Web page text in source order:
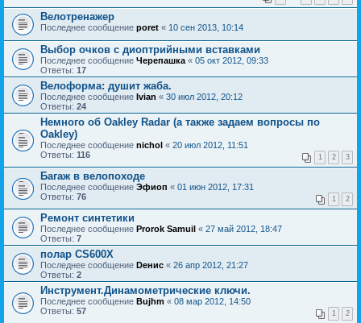
Велотренажер
Последнее сообщение poret « 10 сен 2013, 10:14
Выбор очков с диоптрийными вставками
Последнее сообщение Черепашка « 05 окт 2012, 09:33
Ответы: 17
Велоформа: душит жаба.
Последнее сообщение Ivian « 30 июл 2012, 20:12
Ответы: 24
Немного об Oakley Radar (а также задаем вопросы по
Oakley)
Последнее сообщение nichol « 20 июл 2012, 11:51
Ответы: 116 1 2 3
Багаж в велопоходе
Последнее сообщение Эфиоп « 01 июн 2012, 17:31
Ответы: 76 1 2
Ремонт синтетики
Последнее сообщение Prorok Samuil « 27 май 2012, 18:47
Ответы: 7
полар CS600X
Последнее сообщение Dенис « 26 апр 2012, 21:27
Ответы: 2
Инструмент.Динамометрические ключи.
Последнее сообщение Bujhm « 08 мар 2012, 14:50
Ответы: 57 1 2